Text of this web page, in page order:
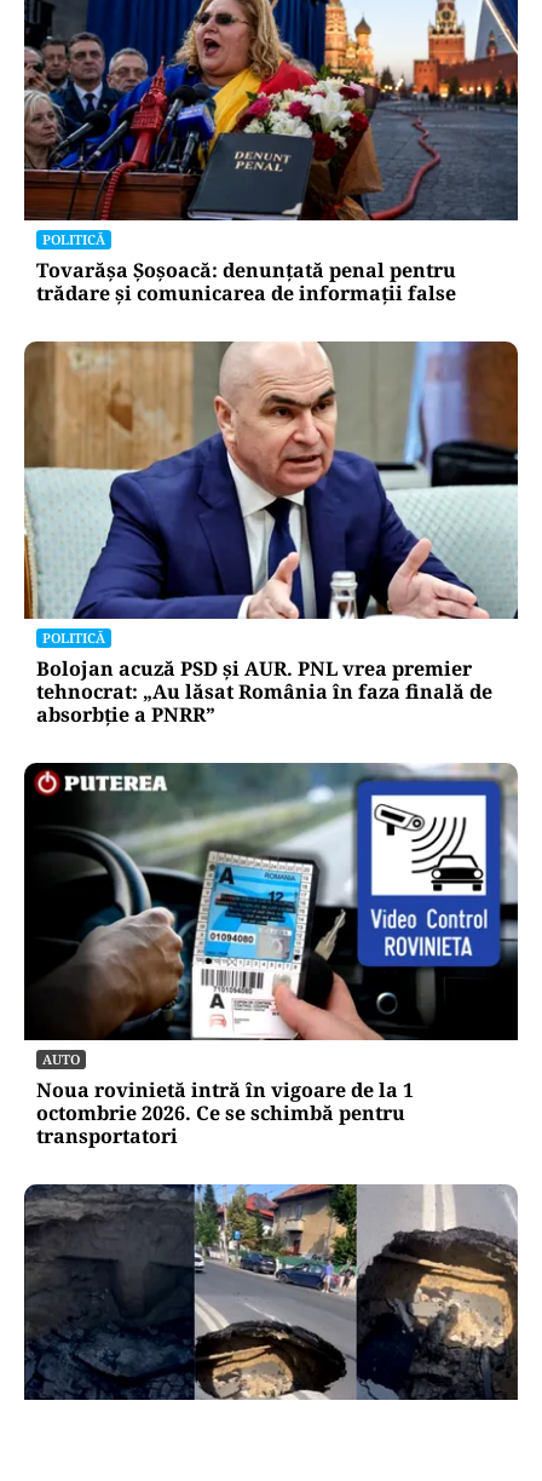
POLITICĂ
Tovarășa Șoșoacă: denunțată penal pentru
trădare și comunicarea de informații false
POLITICĂ
Bolojan acuză PSD și AUR. PNL vrea premier
tehnocrat: „Au lăsat România în faza finală de
absorbţie a PNRR”
AUTO
Noua rovinietă intră în vigoare de la 1
octombrie 2026. Ce se schimbă pentru
transportatori